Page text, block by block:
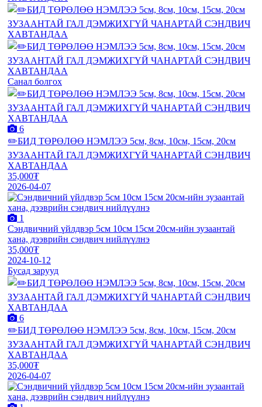
Санал болгох
6
✏️БИД ТӨРӨЛӨӨ НЭМЛЭЭ 5см, 8см, 10см, 15см, 20см
ЗУЗААНТАЙ ГАЛ ДЭМЖИХГҮЙ ЧАНАРТАЙ СЭНДВИЧ
ХАВТАНДАА
35,000₮
2026-04-07
1
Сэндвичний үйлдвэр 5см 10см 15см 20см-ийн зузаантай
хана, дээврийн сэндвич нийлүүлнэ
35,000₮
2024-10-12
Бусад зарууд
6
✏️БИД ТӨРӨЛӨӨ НЭМЛЭЭ 5см, 8см, 10см, 15см, 20см
ЗУЗААНТАЙ ГАЛ ДЭМЖИХГҮЙ ЧАНАРТАЙ СЭНДВИЧ
ХАВТАНДАА
35,000₮
2026-04-07